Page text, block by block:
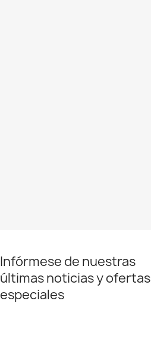
Infórmese de nuestras
últimas noticias y ofertas
especiales